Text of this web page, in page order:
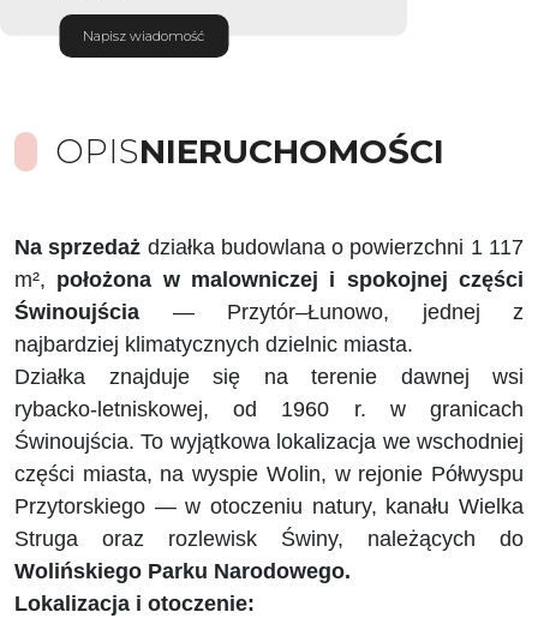
Napisz wiadomość
OPISNIERUCHOMOŚCI
Na sprzedaż działka budowlana o powierzchni 1 117
m², położona w malowniczej i spokojnej części
Świnoujścia — Przytór–Łunowo, jednej z
najbardziej klimatycznych dzielnic miasta.
Działka znajduje się na terenie dawnej wsi
rybacko‑letniskowej, od 1960 r. w granicach
Świnoujścia. To wyjątkowa lokalizacja we wschodniej
części miasta, na wyspie Wolin, w rejonie Półwyspu
Przytorskiego — w otoczeniu natury, kanału Wielka
Struga oraz rozlewisk Świny, należących do
Wolińskiego Parku Narodowego.
Lokalizacja i otoczenie: